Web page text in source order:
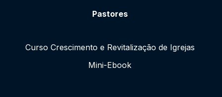
Pastores
Curso Crescimento e Revitalização de Igrejas
Mini-Ebook